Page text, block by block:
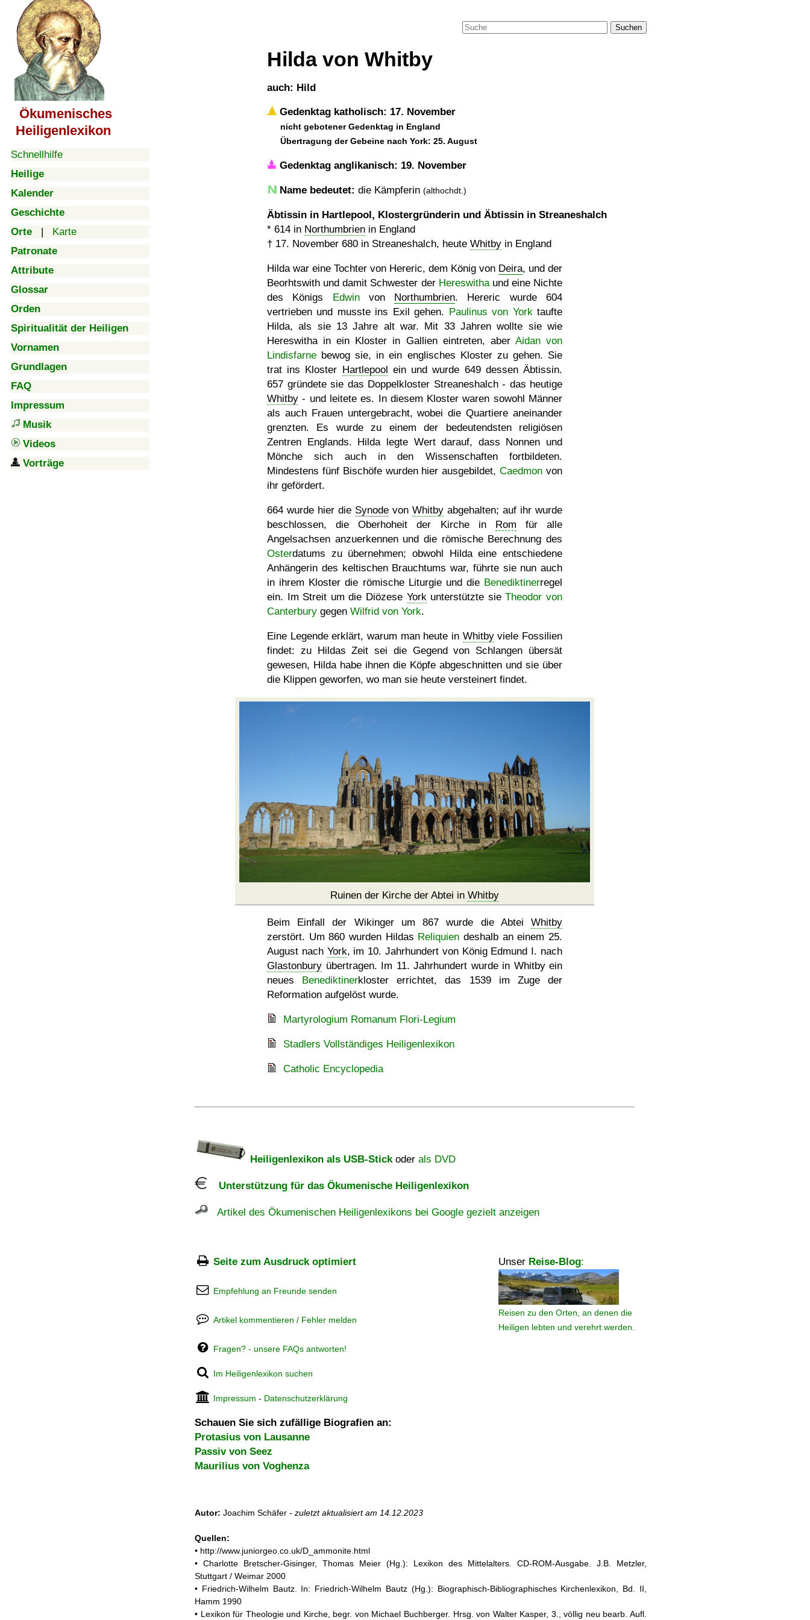
Ökumenisches
Heiligenlexikon
Schnellhilfe
Heilige
Kalender
Geschichte
Orte | Karte
Patronate
Attribute
Glossar
Orden
Spiritualität der Heiligen
Vornamen
Grundlagen
FAQ
Impressum
Musik
Videos
Vorträge
Suchen
Hilda von Whitby
auch: Hild
Gedenktag katholisch: 17. November
nicht gebotener Gedenktag in England
Übertragung der Gebeine nach York: 25. August
Gedenktag anglikanisch: 19. November
Name bedeutet: die Kämpferin (althochdt.)
Äbtissin in Hartlepool, Klostergründerin und Äbtissin in Streaneshalch
* 614 in Northumbrien in England
† 17. November 680 in Streaneshalch, heute Whitby in England
Hilda war eine Tochter von Hereric, dem König von Deira, und der
Beorhtswith und damit Schwester der Hereswithaund eine Nichte
des Königs Edwinvon Northumbrien. Hereric wurde 604
vertrieben und musste ins Exil gehen. Paulinus von Yorktaufte
Hilda, als sie 13 Jahre alt war. Mit 33 Jahren wollte sie wie
Hereswitha in ein Kloster in Gallien eintreten, aber Aidan von
Lindisfarne bewog sie, in ein englisches Kloster zu gehen. Sie
trat ins Kloster Hartlepool ein und wurde 649 dessen Äbtissin.
657 gründete sie das Doppelkloster Streaneshalch - das heutige
Whitby - und leitete es. In diesem Kloster waren sowohl Männer
als auch Frauen untergebracht, wobei die Quartiere aneinander
grenzten. Es wurde zu einem der bedeutendsten religiösen
Zentren Englands. Hilda legte Wert darauf, dass Nonnen und
Mönche sich auch in den Wissenschaften fortbildeten.
Mindestens fünf Bischöfe wurden hier ausgebildet,Caedmon von
ihr gefördert.
664 wurde hier die Synode von Whitby abgehalten; auf ihr wurde
beschlossen, die Oberhoheit der Kirche in Rom für alle
Angelsachsen anzuerkennen und die römische Berechnung des
Osterdatums zu übernehmen; obwohl Hilda eine entschiedene
Anhängerin des keltischen Brauchtums war, führte sie nun auch
in ihrem Kloster die römische Liturgie und die Benediktinerregel
ein. Im Streit um die Diözese Yorkunterstützte sieTheodor von
Canterbury gegen Wilfrid von York.
Eine Legende erklärt, warum man heute in Whitbyviele Fossilien
findet: zu Hildas Zeit sei die Gegend von Schlangen übersät
gewesen, Hilda habe ihnen die Köpfe abgeschnitten und sie über
die Klippen geworfen, wo man sie heute versteinert findet.
Ruinen der Kirche der Abtei in Whitby
Beim Einfall der Wikinger um 867 wurde die Abtei Whitby
zerstört. Um 860 wurden Hildas Reliquien deshalb an einem 25.
August nach York, im 10. Jahrhundert von König Edmund I. nach
Glastonbury übertragen. Im 11. Jahrhundert wurde in Whitby ein
neues Benediktinerkloster errichtet, das 1539 im Zuge der
Reformation aufgelöst wurde.
Martyrologium Romanum Flori-Legium
Stadlers Vollständiges Heiligenlexikon
Catholic Encyclopedia
Heiligenlexikon als USB-Stickoder als DVD
Unterstützung für das Ökumenische Heiligenlexikon
Artikel des Ökumenischen Heiligenlexikons bei Google gezielt anzeigen
Seite zum Ausdruck optimiert Unser Reise-Blog:
Reisen zu den Orten, an denen die
Heiligen lebten und verehrt werden.
Empfehlung an Freunde senden
Artikel kommentieren / Fehler melden
Fragen? - unsere FAQs antworten!
Im Heiligenlexikon suchen
Impressum - Datenschutzerklärung
Schauen Sie sich zufällige Biografien an:
Protasius von Lausanne
Passiv von Seez
Maurilius von Voghenza
Autor: Joachim Schäfer - zuletzt aktualisiert am 14.12.2023
Quellen:
• http://www.juniorgeo.co.uk/D_ammonite.html
• Charlotte Bretscher-Gisinger, Thomas Meier (Hg.): Lexikon des Mittelalters. CD-ROM-Ausgabe. J.B. Metzler,
Stuttgart / Weimar 2000
• Friedrich-Wilhelm Bautz. In: Friedrich-Wilhelm Bautz (Hg.): Biographisch-Bibliographisches Kirchenlexikon, Bd. II,
Hamm 1990
• Lexikon für Theologie und Kirche, begr. von Michael Buchberger. Hrsg. von Walter Kasper, 3., völlig neu bearb. Aufl.